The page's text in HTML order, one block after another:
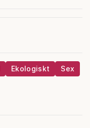
Ekologiskt Sex